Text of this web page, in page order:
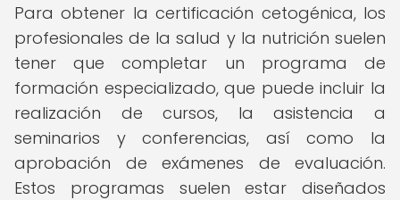
Para obtener la certificación cetogénica, los
profesionales de la salud y la nutrición suelen
tener que completar un programa de
formación especializado, que puede incluir la
realización de cursos, la asistencia a
seminarios y conferencias, así como la
aprobación de exámenes de evaluación.
Estos programas suelen estar diseñados